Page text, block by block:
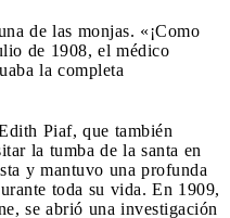
de las monjas. «¡Como
de 1908, el médico
la completa
Piaf, que también
la tumba de la santa en
y mantuvo una profunda
toda su vida. En 1909,
se abrió una investigación